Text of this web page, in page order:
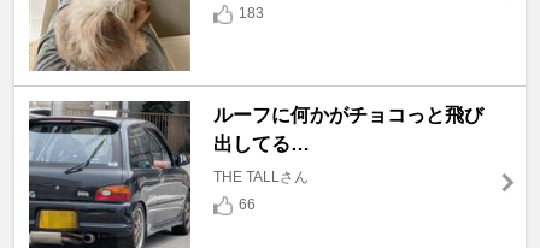
183
ルーフに何かがチョコっと飛び
出してる…
THE TALLさん
66